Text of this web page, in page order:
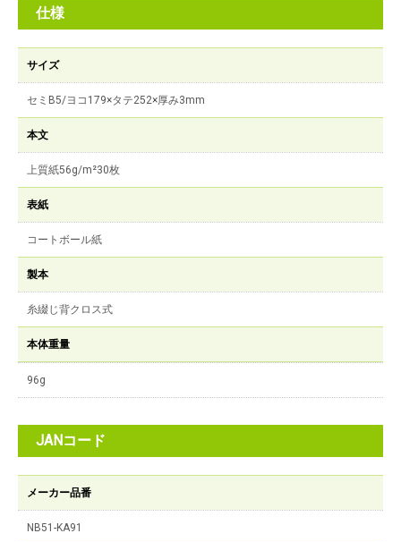
仕様
サイズ
セミB5/ヨコ179×タテ252×厚み3mm
本文
上質紙56g/m²30枚
表紙
コートボール紙
製本
糸綴じ背クロス式
本体重量
96g
JANコード
メーカー品番
NB51-KA91